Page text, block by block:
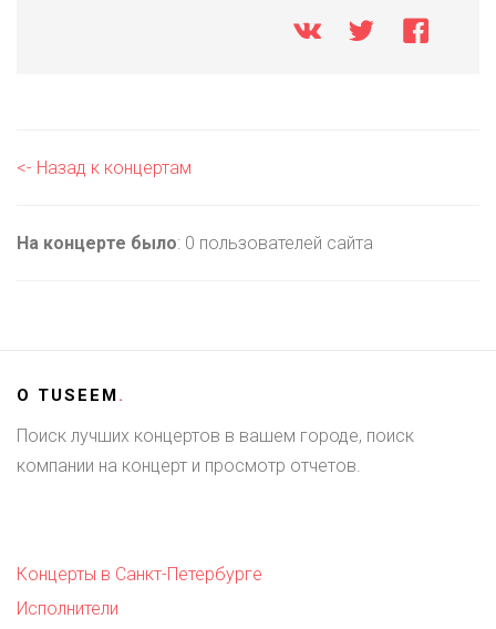
<- Назад к концертам
На концерте было: 0 пользователей сайта
О TUSEEM.
Поиск лучших концертов в вашем городе, поиск
компании на концерт и просмотр отчетов.
Концерты в Санкт-Петербурге
Исполнители